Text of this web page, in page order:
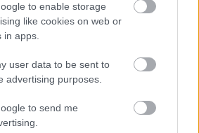
to enable storage
like cookies on web or
apps.
user data to be sent to
advertising purposes.
to send me
róla a magzatvizet
a karosszéria ezzel a…
már aranyból
mi lesz az első kérdés